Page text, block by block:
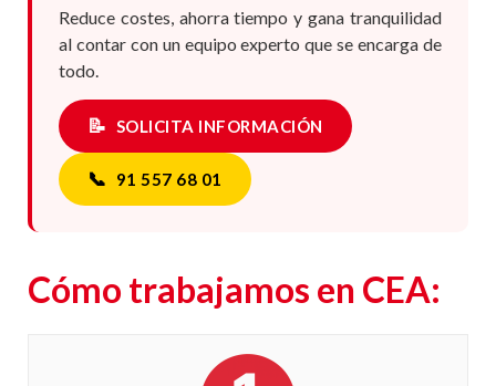
Reduce costes, ahorra tiempo y gana tranquilidad
al contar con un equipo experto que se encarga de
todo.
📝 SOLICITA INFORMACIÓN
📞 91 557 68 01
Cómo trabajamos en CEA: